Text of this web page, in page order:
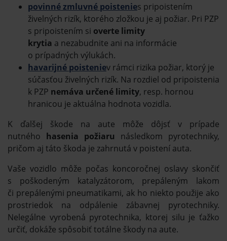
povinné zmluvné poistenies pripoistením
živelných rizík, ktorého zložkou je aj požiar. Pri PZP
s pripoistením si overte limity
krytia a nezabudnite ani na informácie
o prípadných výlukách.
havarijné poisteniev rámci rizika požiar, ktorý je
súčasťou živelných rizík. Na rozdiel od pripoistenia
k PZP nemáva určené limity, resp. hornou
hranicou je aktuálna hodnota vozidla.
K ďalšej škode na aute môže dôjsť v prípade
nutného hasenia požiaru následkom pyrotechniky,
pričom aj táto škoda je zahrnutá v poistení auta.
Vaše vozidlo môže počas koncoročnej oslavy skončiť
s poškodeným katalyzátorom, prepáleným lakom
či prepálenými pneumatikami, ak ho niekto použije ako
prostriedok na odpálenie zábavnej pyrotechniky.
Nelegálne vyrobená pyrotechnika, ktorej silu je ťažko
určiť, dokáže spôsobiť totálne škody na aute.